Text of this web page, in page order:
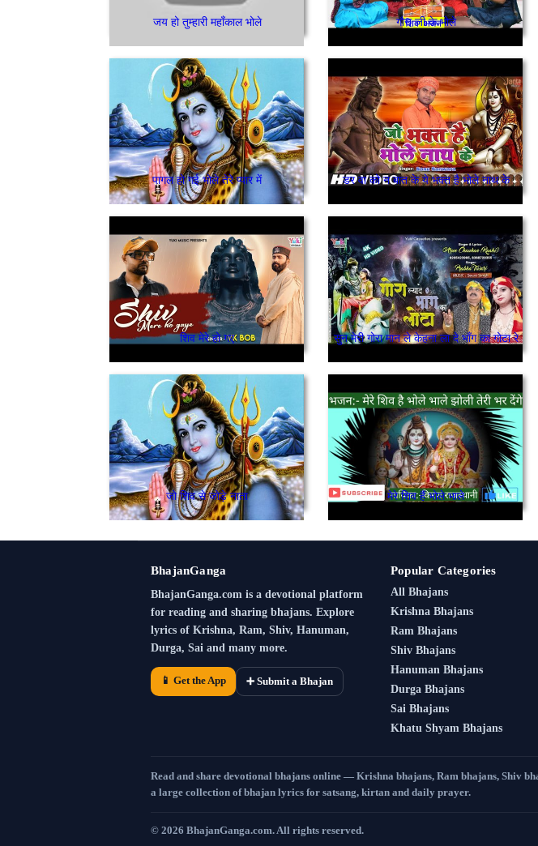
जय हो तुम्हारी महाँकाल भोले गौरा जी के भोले
पागल हो गई भोले तेरे प्यार में डर वा को न बात के ये भक्त है भोले नाथ के
शिव मेरे हो गए सुन मेरी गोरा मान ले केहना ला दे भाँग का गोटा रे
जो शिव से जोड़े नाता मेरे शिव हैं भोले भाले
BhajanGanga
BhajanGanga.com is a devotional platform
for reading and sharing bhajans. Explore
lyrics of Krishna, Ram, Shiv, Hanuman,
Durga, Sai and many more.
📱 Get the App ➕ Submit a Bhajan
Popular Categories
All Bhajans
Krishna Bhajans
Ram Bhajans
Shiv Bhajans
Hanuman Bhajans
Durga Bhajans
Sai Bhajans
Khatu Shyam Bhajans
Read and share devotional bhajans online — Krishna bhajans, Ram bhajans, Shiv
a large collection of bhajan lyrics for satsang, kirtan and daily prayer.
© 2026 BhajanGanga.com. All rights reserved.